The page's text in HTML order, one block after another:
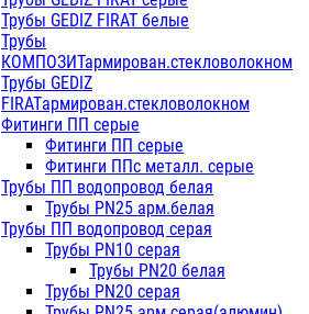
Трубы GEDIZ FIRAT белые
Трубы
КОМПОЗИТармирован.стекловолокном
Трубы GEDIZ
FIRATармирован.стекловолокном
Фитинги ПП серые
Фитинги ПП серые
Фитинги ППс металл. серые
Трубы ПП водопровод белая
Трубы PN25 арм.белая
Трубы ПП водопровод серая
Трубы PN10 серая
Трубы PN20 белая
Трубы PN20 серая